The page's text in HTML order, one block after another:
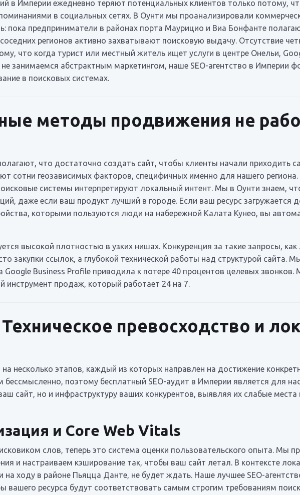
в Империи ежедневно теряют потенциальных клиентов только потому,
в социальных сетях. В Оунти мы проанализировали
пока предприниматели в районах порта Маурицио и Виа Бонфанте
регионов активно захватывают поисковую выдачу. Отсутствие
что когда турист или местный житель ищет услуги в центре Онельи,
занимаемся абстрактным маркетингом, наше SEO-агентство в Империи
в поисковых системах.
методы продвижения не
что достаточно создать сайт, чтобы клиенты начали приходить
сотни геозависимых факторов, специфичных именно для нашего
системы интерпретируют локальный интент. Мы в Оунти знаем,
даже если ваш продукт лучший в городе. Если ваш ресурс загружается
которыми пользуются люди на набережной Калата Кунео, вы
высокой плотностью в узких нишах. Конкуренция за такие запросы, как
закупки ссылок, а глубокой технической работы над структурой сайта.
Google Business Profile приводила к потере 40 процентов целевых звонков.
продаж, который работает 24 на 7.
превосходство и
несколько этапов, каждый из которых направлен на достижение
бессмысленно, поэтому бесплатный SEO-аудит в Империи является для
сайт, но и инфраструктуру ваших конкурентов, выявляя их слабые места
и Core Web Vitals
слов, теперь это система оценки пользовательского опыта. Мы
и настраиваем кэширование так, чтобы ваш сайт летал. В контексте
на ходу в районе Пьяцца Данте, не будет ждать. Наше лучшее SEO-
вашего ресурса будут соответствовать самым строгим требованиям